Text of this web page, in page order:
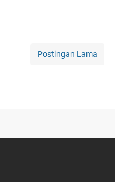
Postingan Lama